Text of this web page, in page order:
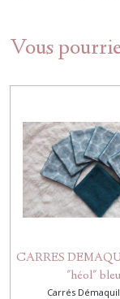
Vous
CARRES
"héol" bleu
Carrés